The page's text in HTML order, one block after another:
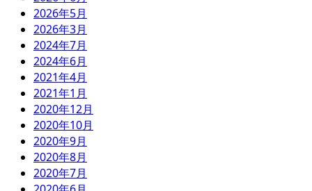
2026年5月
2026年3月
2024年7月
2024年6月
2021年4月
2021年1月
2020年12月
2020年10月
2020年9月
2020年8月
2020年7月